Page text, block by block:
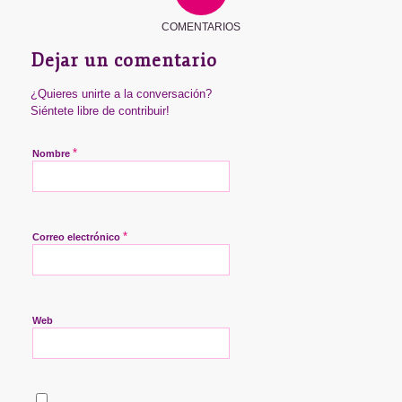
COMENTARIOS
Dejar un comentario
¿Quieres unirte a la conversación?
Siéntete libre de contribuir!
Nombre *
Correo electrónico *
Web